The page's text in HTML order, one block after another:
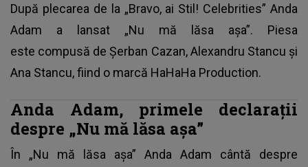
După plecarea de la „Bravo, ai Stil! Celebrities” Anda
Adam a lansat „Nu mă lăsa așa”. Piesa
este compusă de Șerban Cazan, Alexandru Stancu și
Ana Stancu, fiind o marcă HaHaHa Production.
Anda Adam, primele declarații
despre „Nu mă lăsa așa”
În „Nu mă lăsa așa” Anda Adam cântă despre